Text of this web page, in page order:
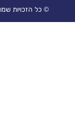
שמורות 2024 | האתר נבנה על ידי